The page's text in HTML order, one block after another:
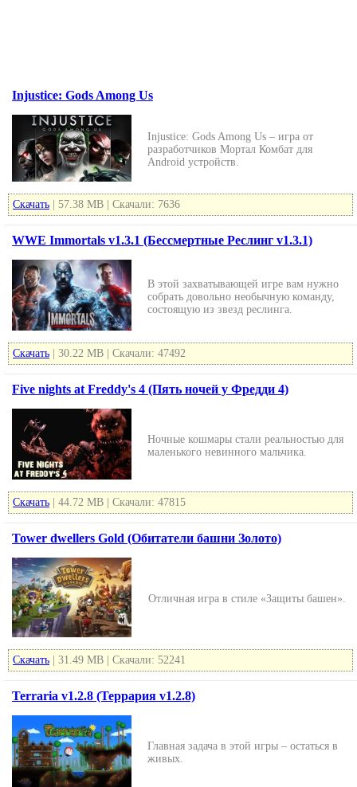
Injustice: Gods Among Us
Injustice: Gods Among Us – игра от
разработчиков Мортал Комбат для
Android устройств.
Скачать | 57.38 MB | Скачали: 7636
WWE Immortals v1.3.1 (Бессмертные Реслинг v1.3.1)
В этой захватывающей игре вам нужно
собрать довольно необычную команду,
состоящую из звезд реслинга.
Скачать | 30.22 MB | Скачали: 47492
Five nights at Freddy's 4 (Пять ночей у Фредди 4)
Ночные кошмары стали реальностью для
маленького невинного мальчика.
Скачать | 44.72 MB | Скачали: 47815
Tower dwellers Gold (Обитатели башни Золото)
Отличная игра в стиле «Защиты башен».
Скачать | 31.49 MB | Скачали: 52241
Terraria v1.2.8 (Террария v1.2.8)
Главная задача в этой игры – остаться в
живых.